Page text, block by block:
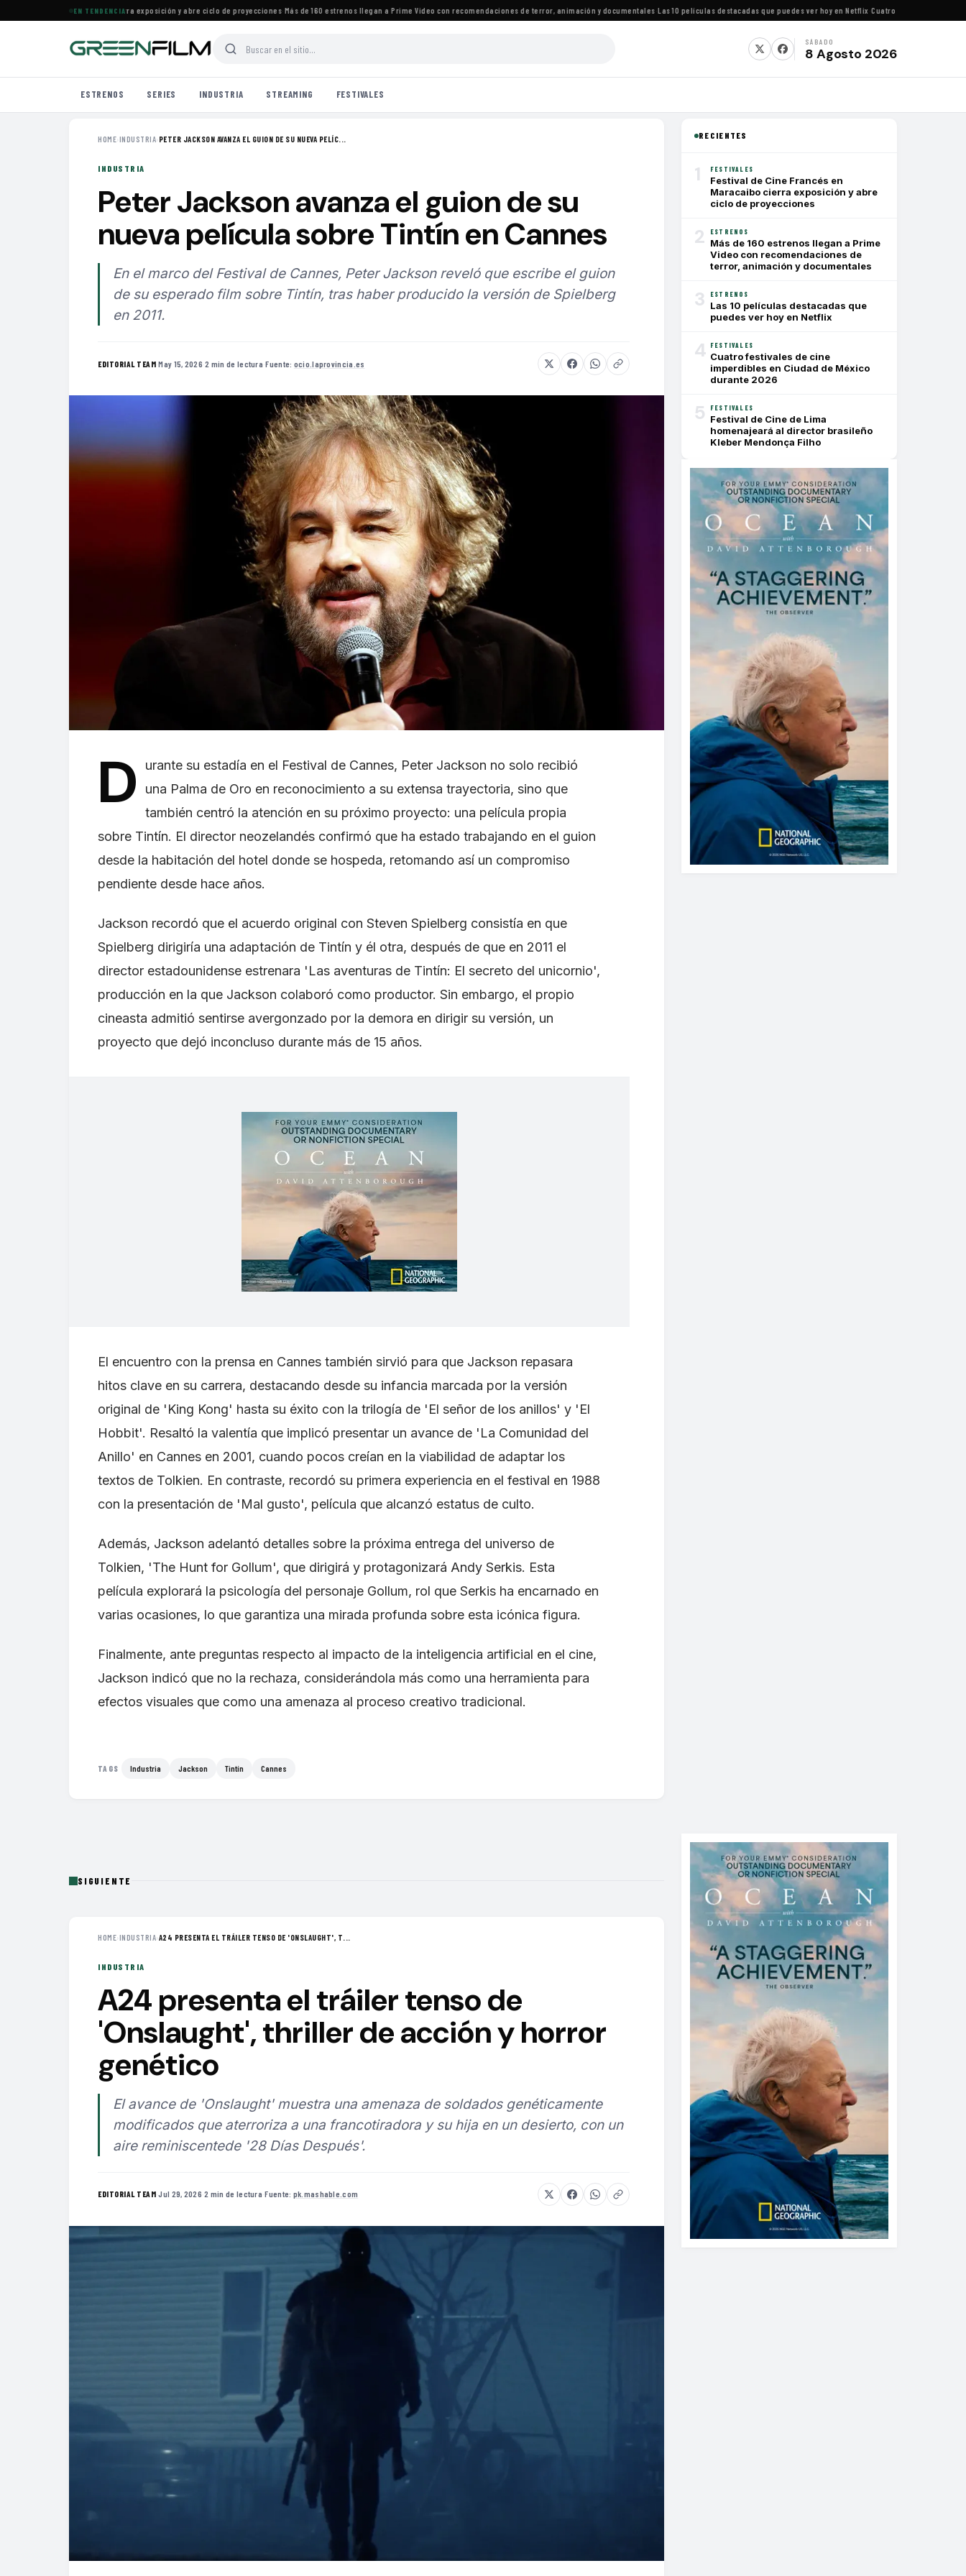
EN TENDENCIA
Francés en Maracaibo cierra exposición y abre ciclo de proyecciones·Más de 160 estrenos llegan a Prime Video con recomendaciones de terror, animación y documentales·Las 10 películas destacadas que puedes ver hoy en Netflix·Cuatro festivales de cine
SÁBADO
8 Agosto 2026
ESTRENOS SERIES INDUSTRIA STREAMING FESTIVALES
HOME›INDUSTRIA› PETER JACKSON AVANZA EL GUION DE SU NUEVA PELÍC...
INDUSTRIA
Peter Jackson avanza el guion de su
nueva película sobre Tintín en Cannes
En el marco del Festival de Cannes, Peter Jackson reveló que escribe el guion
de su esperado film sobre Tintín, tras haber producido la versión de Spielberg
en 2011.
EDITORIAL TEAM·May 15, 2026·2 min de lectura·Fuente: ocio.laprovincia.es
D
urante su estadía en el Festival de Cannes, Peter Jackson no solo recibió
una Palma de Oro en reconocimiento a su extensa trayectoria, sino que
también centró la atención en su próximo proyecto: una película propia
sobre Tintín. El director neozelandés confirmó que ha estado trabajando en el guion
desde la habitación del hotel donde se hospeda, retomando así un compromiso
pendiente desde hace años.
Jackson recordó que el acuerdo original con Steven Spielberg consistía en que
Spielberg dirigiría una adaptación de Tintín y él otra, después de que en 2011 el
director estadounidense estrenara 'Las aventuras de Tintín: El secreto del unicornio',
producción en la que Jackson colaboró como productor. Sin embargo, el propio
cineasta admitió sentirse avergonzado por la demora en dirigir su versión, un
proyecto que dejó inconcluso durante más de 15 años.
El encuentro con la prensa en Cannes también sirvió para que Jackson repasara
hitos clave en su carrera, destacando desde su infancia marcada por la versión
original de 'King Kong' hasta su éxito con la trilogía de 'El señor de los anillos' y 'El
Hobbit'. Resaltó la valentía que implicó presentar un avance de 'La Comunidad del
Anillo' en Cannes en 2001, cuando pocos creían en la viabilidad de adaptar los
textos de Tolkien. En contraste, recordó su primera experiencia en el festival en 1988
con la presentación de 'Mal gusto', película que alcanzó estatus de culto.
Además, Jackson adelantó detalles sobre la próxima entrega del universo de
Tolkien, 'The Hunt for Gollum', que dirigirá y protagonizará Andy Serkis. Esta
película explorará la psicología del personaje Gollum, rol que Serkis ha encarnado en
varias ocasiones, lo que garantiza una mirada profunda sobre esta icónica figura.
Finalmente, ante preguntas respecto al impacto de la inteligencia artificial en el cine,
Jackson indicó que no la rechaza, considerándola más como una herramienta para
efectos visuales que como una amenaza al proceso creativo tradicional.
TAGS Industria Jackson Tintín Cannes
RECIENTES
1 FESTIVALES
Festival de Cine Francés en
Maracaibo cierra exposición y abre
ciclo de proyecciones
2 ESTRENOS
Más de 160 estrenos llegan a Prime
Video con recomendaciones de
terror, animación y documentales
3 ESTRENOS
Las 10 películas destacadas que
puedes ver hoy en Netflix
4 FESTIVALES
Cuatro festivales de cine
imperdibles en Ciudad de México
durante 2026
5 FESTIVALES
Festival de Cine de Lima
homenajeará al director brasileño
Kleber Mendonça Filho
SIGUIENTE
HOME›INDUSTRIA›A24 PRESENTA EL TRÁILER TENSO DE 'ONSLAUGHT', T...
INDUSTRIA
A24 presenta el tráiler tenso de
'Onslaught', thriller de acción y horror
genético
El avance de 'Onslaught' muestra una amenaza de soldados genéticamente
modificados que aterroriza a una francotiradora y su hija en un desierto, con un
aire reminiscentede '28 Días Después'.
EDITORIAL TEAM·Jul 29, 2026·2 min de lectura·Fuente: pk.mashable.com